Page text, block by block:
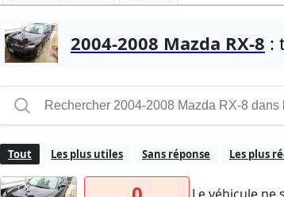
2004-2008 Mazda RX-8 :
Tout Les plus utiles Sans réponse Les plus
Le véhicule ne